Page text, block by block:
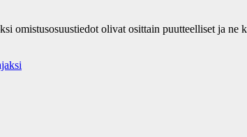
olivat osittain puutteelliset ja ne